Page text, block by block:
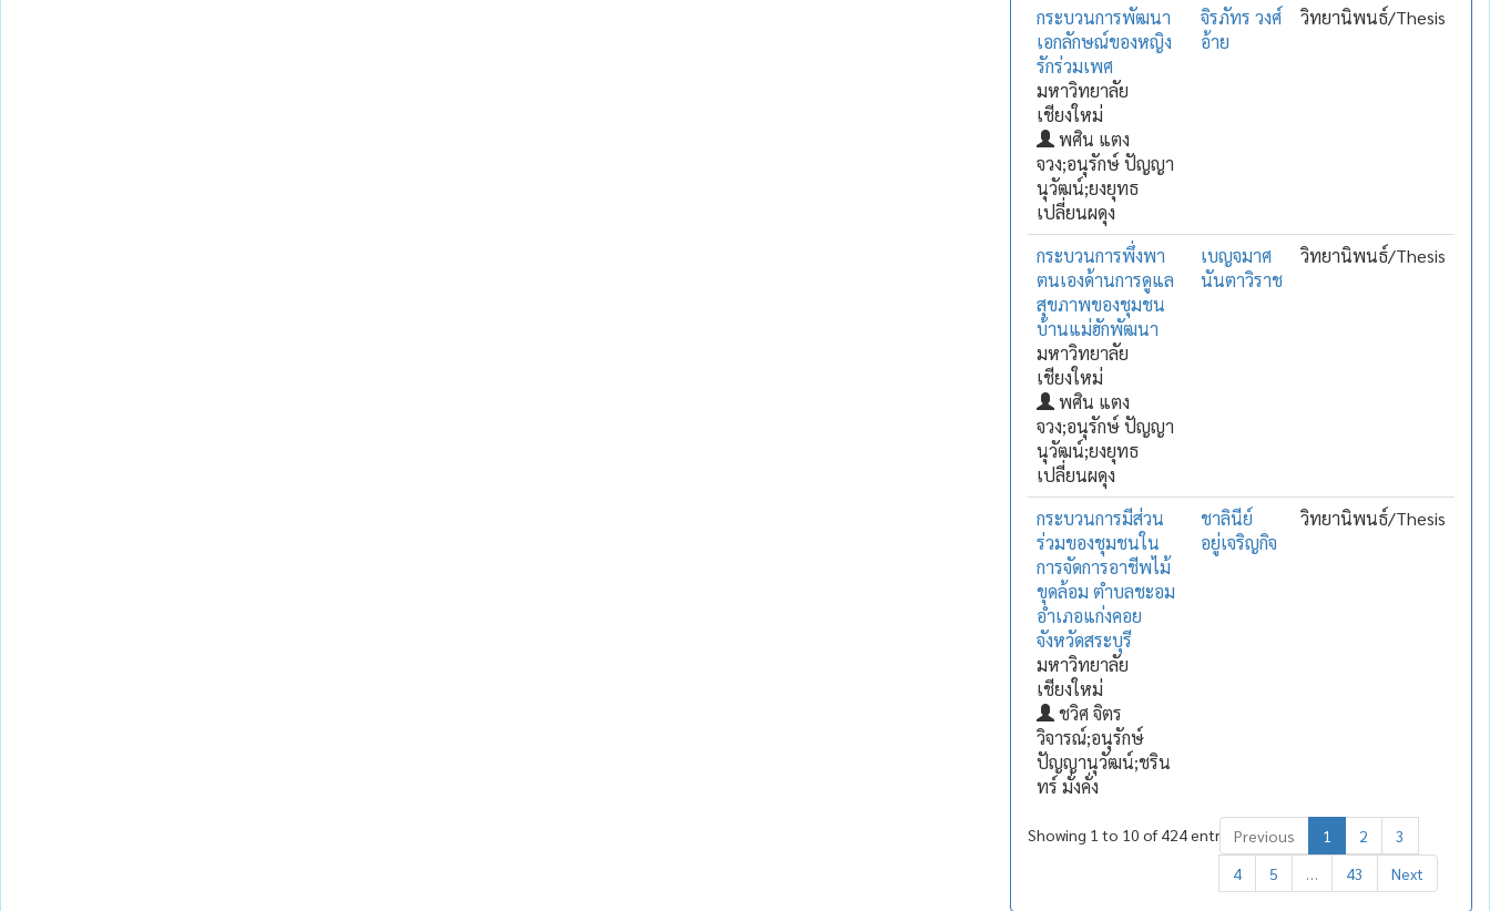
กระบวนการพัฒนา
เอกลักษณ์ของหญิง
รักร่วมเพศ
มหาวิทยาลัย
เชียงใหม่
พศิน แตง
จวง;อนุรักษ์ ปัญญา
นุวัฒน์;ยงยุทธ
เปลี่ยนผดุง
จิรภัทร วงศ์
อ้าย
วิทยานิพนธ์/Thesis
กระบวนการพึ่งพา
ตนเองด้านการดูแล
สุขภาพของชุมชน
บ้านแม่ฮักพัฒนา
มหาวิทยาลัย
เชียงใหม่
พศิน แตง
จวง;อนุรักษ์ ปัญญา
นุวัฒน์;ยงยุทธ
เปลี่ยนผดุง
เบญจมาศ
นันตาวิราช
วิทยานิพนธ์/Thesis
กระบวนการมีส่วน
ร่วมของชุมชนใน
การจัดการอาชีพไม้
ขุดล้อม ตำบลชะอม
อำเภอแก่งคอย
จังหวัดสระบุรี
มหาวิทยาลัย
เชียงใหม่
ชวิศ จิตร
วิจารณ์;อนุรักษ์
ปัญญานุวัฒน์;ชริน
ทร์ มั่งคั่ง
ชาลินีย์
อยู่เจริญกิจ
วิทยานิพนธ์/Thesis
Showing 1 to 10 of 424 entriesPrevious 1 2
3
4
5 … 43 Next